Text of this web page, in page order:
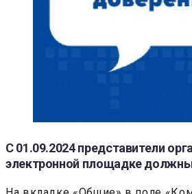
С 01.09.2024 представители
электронной площадке